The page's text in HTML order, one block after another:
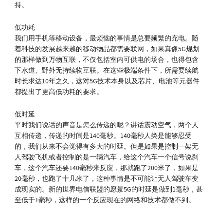
持。
低功耗
我们用手机等移动设备，最烦恼的事情是总要频繁的充电。随
着科技的发展越来越的移动物品都需要联网，如果真像5G规划
的那样做到万物互联，不仅包括室内可供电的场合，也得包含
下水道、野外无持续物互联。在这些极端条件下，所需要续航
时长求达10年之久，这对5G技术本身以及芯片、电池等元器件
都提出了更高低功耗的要求。
低时延
平时我们说话的声音是怎么传递的呢？讲话震动空气，两个人
互相传递，传递的时间是140毫秒。140毫秒人类是能够忍受
的，我们从来不会觉得有多大的时延。但是如果是控制一架无
人驾驶飞机或者控制的是一辆汽车，给这个汽车一个信号说刹
车，这个汽车还要140毫秒来反应，那就跑了200米了，如果是
20毫秒，也跑了十几米了，这种事情是不可能让无人驾驶车变
成现实的。新的世界电信联盟的愿景5G的时延是做到1毫秒，甚
至低于1毫秒，这样的一个反应现在的网络和技术都做不到。